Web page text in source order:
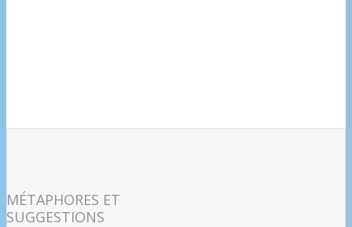
MÉTAPHORES ET
SUGGESTIONS